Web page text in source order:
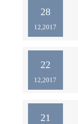
28
12,2017
22
12,2017
21